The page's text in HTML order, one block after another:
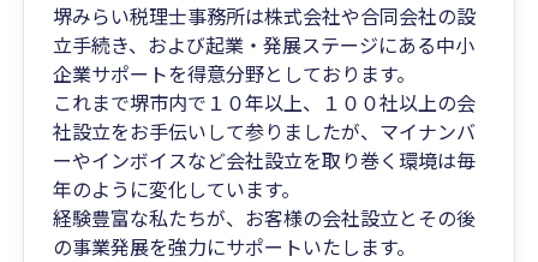
堺みらい税理士事務所は株式会社や合同会社の設
立手続き、および起業・発展ステージにある中小
企業サポートを得意分野としております。
これまで堺市内で１０年以上、１００社以上の会
社設立をお手伝いして参りましたが、マイナンバ
ーやインボイスなど会社設立を取り巻く環境は毎
年のように変化しています。
経験豊富な私たちが、お客様の会社設立とその後
の事業発展を強力にサポートいたします。